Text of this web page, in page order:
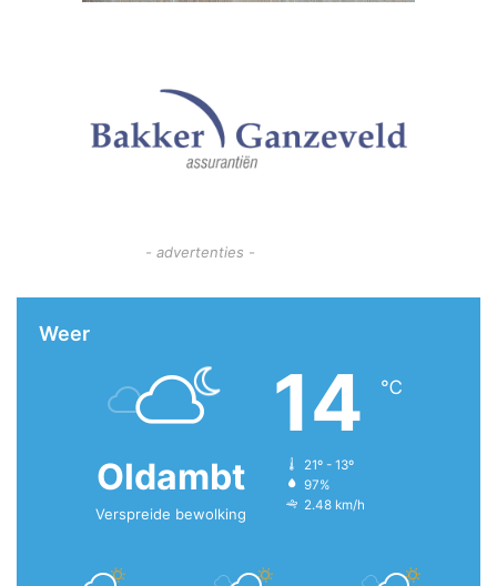
- advertenties -
Weer
Oldambt
Verspreide bewolking
14 ℃
21º - 13º
97%
2.48 km/h